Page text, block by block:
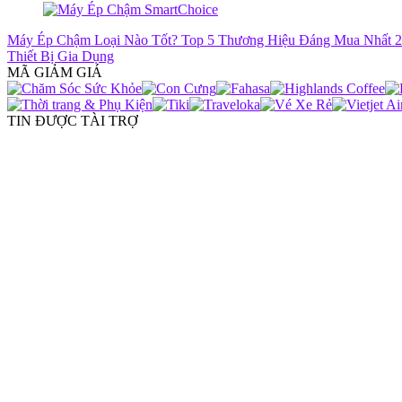
Máy Ép Chậm Loại Nào Tốt? Top 5 Thương Hiệu Đáng Mua Nhất
Thiết Bị Gia Dụng
MÃ GIẢM GIÁ
TIN ĐƯỢC TÀI TRỢ